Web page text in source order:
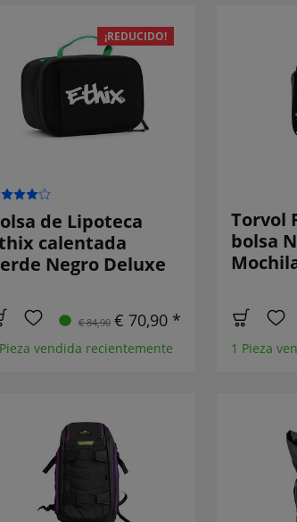
¡REDUCIDO!
de Lipoteca
calentada
Negro Deluxe
€ 84,90 € 70,90 *
vendida recientemente
Torvol
bolsa
1 Pieza